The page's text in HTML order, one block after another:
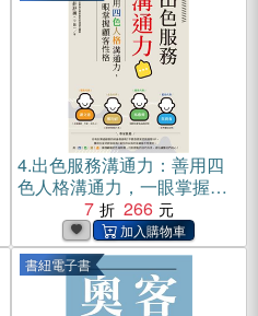
4.出色服務溝通力：善用四
色人格溝通力，一眼掌握顧
客性格(電子書)
7 266
書紐電子書